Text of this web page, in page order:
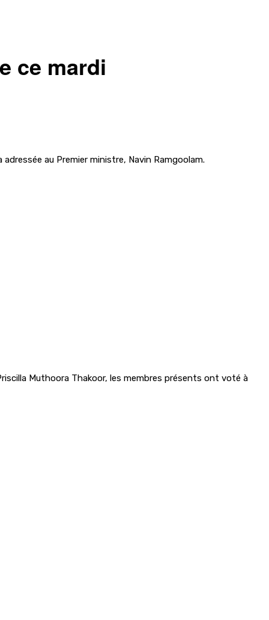
ce mardi
au Premier ministre, Navin Ramgoolam.
Muthoora Thakoor, les membres présents ont voté à